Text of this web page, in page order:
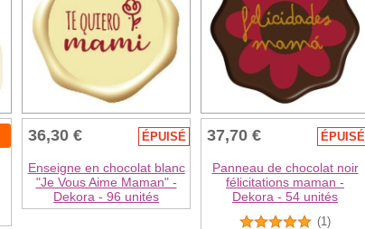
36,30 € ÉPUISÉ
Enseigne en chocolat blanc
"Je Vous Aime Maman" -
Dekora - 96 unités
37,70 € ÉPUISÉ
Panneau de chocolat noir
félicitations maman -
Dekora - 54 unités
(1)